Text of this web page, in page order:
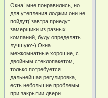
Окна! мне понравились, но
для утепления лоджии они не
пойдут( завтра приедут
замерщики из разных
компаний, буду определять
лучшую:-) Окна
межкомнатные хорошие, с
двойным стеклопакетом,
только потребуется
дальнейшая регулировка,
есть небольшие проблемы
при закрытии двери.